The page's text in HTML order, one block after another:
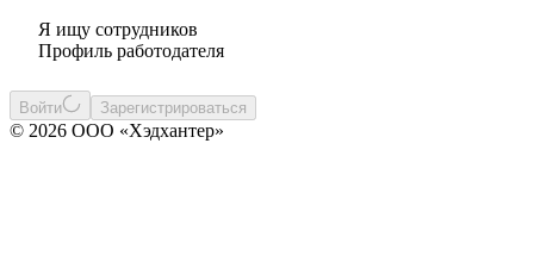
Я ищу сотрудников
Профиль работодателя
Войти Зарегистрироваться
© 2026 ООО «Хэдхантер»